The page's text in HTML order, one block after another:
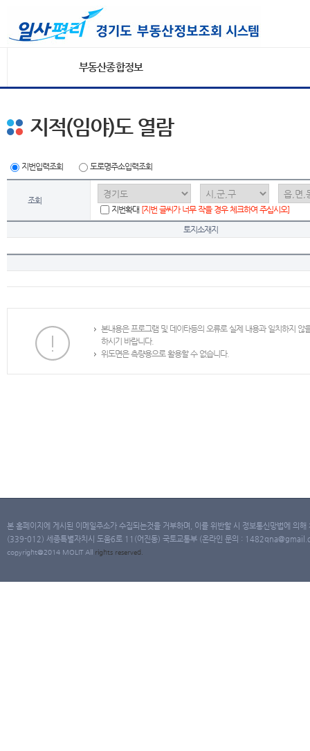
부동산종합정보
지적(임야)도 열람
지번입력조회 도로명주소입력조회
조회
지번확대 [지번 글씨가 너무 작을 경우 체크하여 주십시오]
토지소재지
본내용은 프로그램 및 데이타등의 오류로 실제 내용과 일치하지
하시기 바랍니다.
위도면은 측량용으로 활용할 수 없습니다.
본 홈페이지에 게시된 이메일주소가 수집되는것을 거부하며, 이를 위반할 시 정보통신망법에 의
(339-012) 세종특별자치시 도움6로 11(어진동) 국토교통부 (온라인 문의 :
copyright@2014 MOLIT All rights reserved.